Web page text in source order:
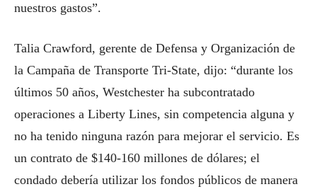
nuestros gastos”.
Talia Crawford, gerente de Defensa y Organización de
la Campaña de Transporte Tri-State, dijo: “durante los
últimos 50 años, Westchester ha subcontratado
operaciones a Liberty Lines, sin competencia alguna y
no ha tenido ninguna razón para mejorar el servicio. Es
un contrato de $140-160 millones de dólares; el
condado debería utilizar los fondos públicos de manera